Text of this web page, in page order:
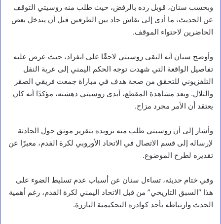
وبحسب سنان، قوبل رده بالرفض، حيث طلب منه روسيتي التوقف
عن الحديث، ما أدى إلى نقاش حاد بين الطرفين قبل أن يتدخل بعض
الحاضرين لاحتواء الموقف.
وأوضح سنان أنه التقى روسيتي لاحقًا على انفراد، حيث عرض عليه
تفاصيل الواقعة التي شهدت توجه الحكم اليمني إلى عربة النقل
التلفزيوني للتحقق من صحة هدف في مباراة جمعت فريقي الصقر
والتلال. وبعد مشاهدة المقطع، أبدى روسيتي دهشته، مؤكدًا أنه كان
يعتقد أن الأمر مجرد مزاح.
وأشار إلى أن روسيتي طلب منه تزويده بتقرير موثق حول الحادثة
لإرساله إلى قسم الاتصال في الاتحاد الأوروبي لكرة القدم، معبرًا عن
تقديره لطرح الموضوع.
وفي ختام حديثه، تساءل سنان عن أسباب عدم تسليط الضوء على
هذا “السبق التاريخي” من قبل الاتحاد اليمني لكرة القدم، رغم أهمية
الحدث وارتباطه بأحد كوادره التحكيمية البارزة.